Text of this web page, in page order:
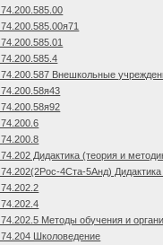
74.200.585.00
74.200.585.00я71
74.200.585.01
74.200.585.4
74.200.587 Внешкольные
74.200.58я43
74.200.58я92
74.200.6
74.200.8
74.202 Дидактика (теория и
74.202(2Рос-4Ста-5Анд)
74.202.2
74.202.4
74.202.5 Методы обучения и
74.204 Школоведение